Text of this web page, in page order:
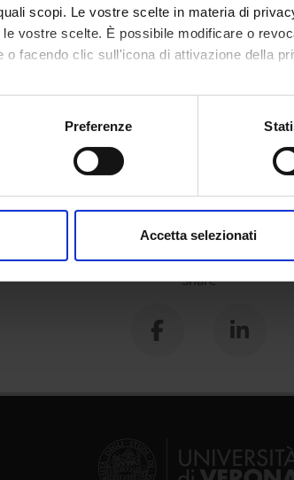
scopi. Le vostre scelte in materia di
vostre scelte. È possibile modificare o
o facendo clic sull'icona di attivazione della
anche:
sulla tua posizione geografica, con
in qualsiasi momento dalla
Preferenze
Accetta selezionati
e Antropologia
dell'antichità
Share